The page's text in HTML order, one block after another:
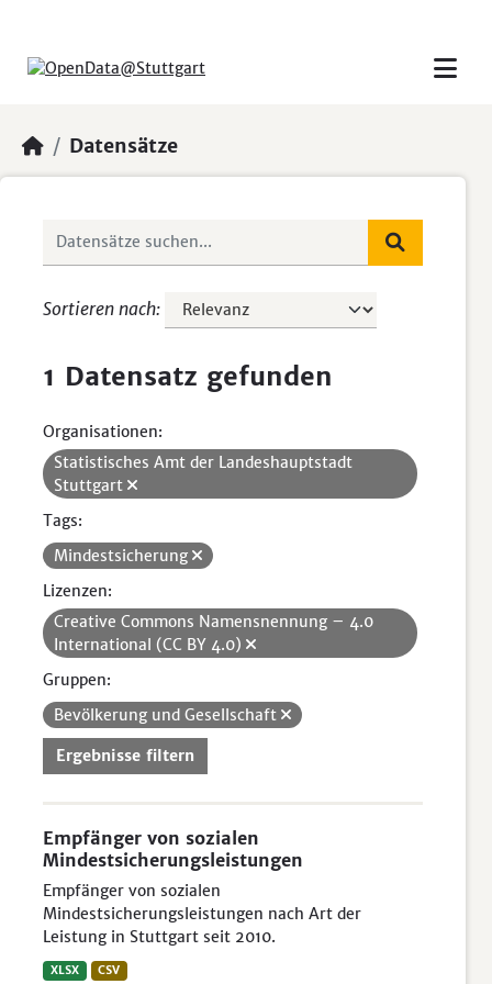
Datensätze
Sortieren nach
1 Datensatz gefunden
Organisationen:
Statistisches Amt der Landeshauptstadt
Stuttgart
Tags:
Mindestsicherung
Lizenzen:
Creative Commons Namensnennung – 4.0
International (CC BY 4.0)
Gruppen:
Bevölkerung und Gesellschaft
Ergebnisse filtern
Empfänger von sozialen
Mindestsicherungsleistungen
Empfänger von sozialen
Mindestsicherungsleistungen nach Art der
Leistung in Stuttgart seit 2010.
XLSX CSV